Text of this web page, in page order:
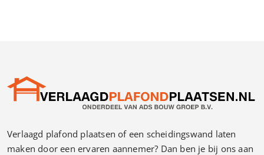
Verlaagd plafond plaatsen of een scheidingswand laten
maken door een ervaren aannemer? Dan ben je bij ons aan